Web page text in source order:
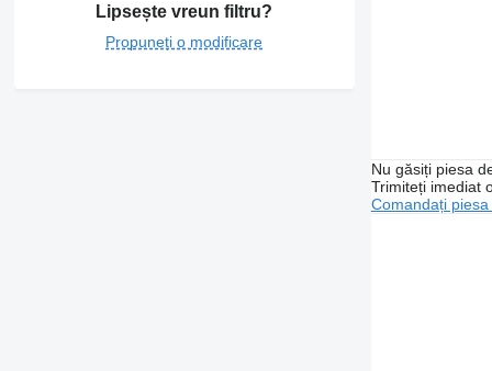
Lipsește vreun filtru?
Propuneți o modificare
Nu găsiți piesa
Trimiteți imediat
Comandați